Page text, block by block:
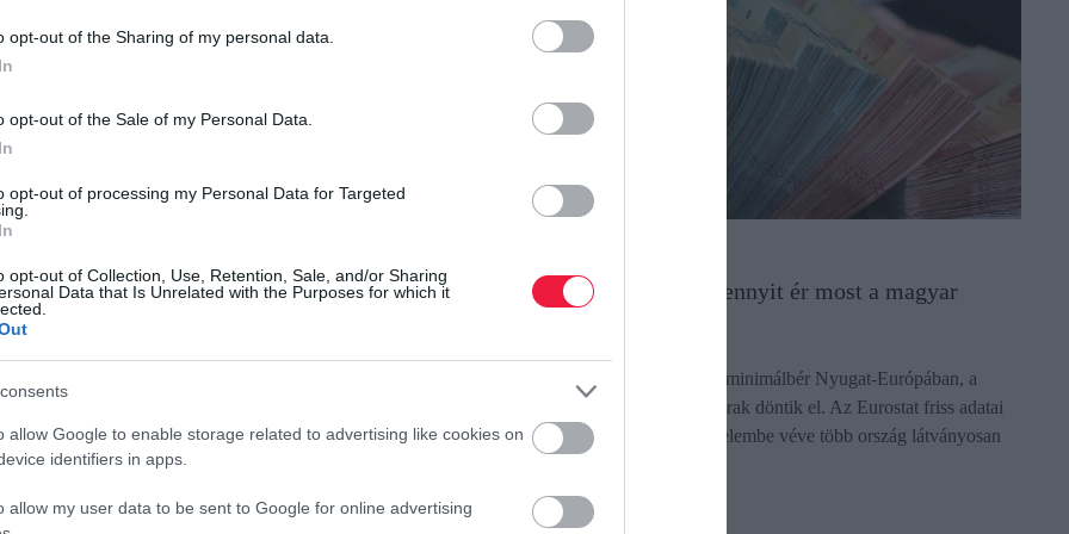
opt-out of the Sharing of my personal data.
opt-out of the Sale of my Personal Data.
opt-out of processing my Personal Data for Targeted
opt-out of Collection, Use, Retention, Sale, and/or Sharing
Data that Is Unrelated with the Purposes for which it
allow Google to enable storage related to advertising like cookies on
identifiers in apps.
allow my user data to be sent to Google for online advertising
forrásként a Google Keresőben!
előtti vizsgálatot, mivel bevallásukban számottevő
kapcsolódóan a revizorok megvizsgálták az őket
hogy a munkavállalók bevallásukban valótlan
adókedvezményekkel is csökkentették.
összegű munkabért jelentett be, azonban az ehhez
Az is bebizonyosodott, hogy a társaság a vizsgált
nem is voltak meg a működéshez szükséges személyi és
hogy az időszakban munkabért sem fizettek, írja
visszaigényléseket visszatartotta, és a
Elszomorító adatok: ennyit ér most a magyar
Hiába magasabb papíron a minimálbér Nyugat-Európában, a
fizetések valódi értékét az árak döntik el. Az Eurostat friss adatai
szerint a vásárlóerőt is figyelembe véve több ország látványosan
rectangle